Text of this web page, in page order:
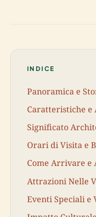
INDICE
Panoramica e
Caratteristiche
Significato
Orari di Visita e
Come Arrivare e
Attrazioni Nelle
Eventi Speciali e